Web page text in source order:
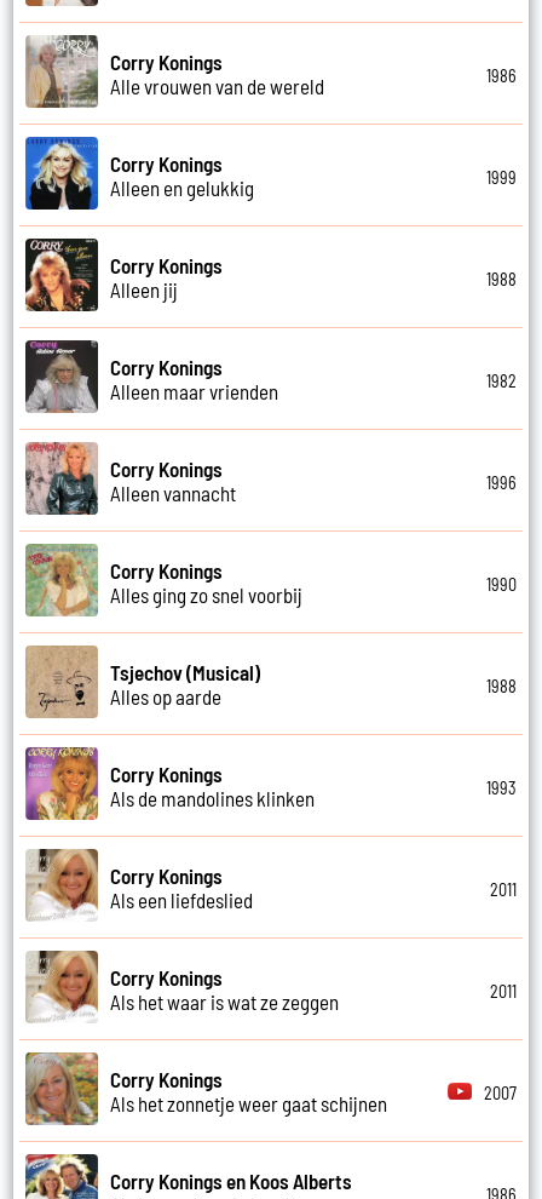
Corry Konings
Alle vrouwen van de wereld
1986
Corry Konings
Alleen en gelukkig
1999
Corry Konings
Alleen jij
1988
Corry Konings
Alleen maar vrienden
1982
Corry Konings
Alleen vannacht
1996
Corry Konings
Alles ging zo snel voorbij
1990
Tsjechov (Musical)
Alles op aarde
1988
Corry Konings
Als de mandolines klinken
1993
Corry Konings
Als een liefdeslied
2011
Corry Konings
Als het waar is wat ze zeggen
2011
Corry Konings
Als het zonnetje weer gaat schijnen
2007
Corry Konings en Koos Alberts
1986